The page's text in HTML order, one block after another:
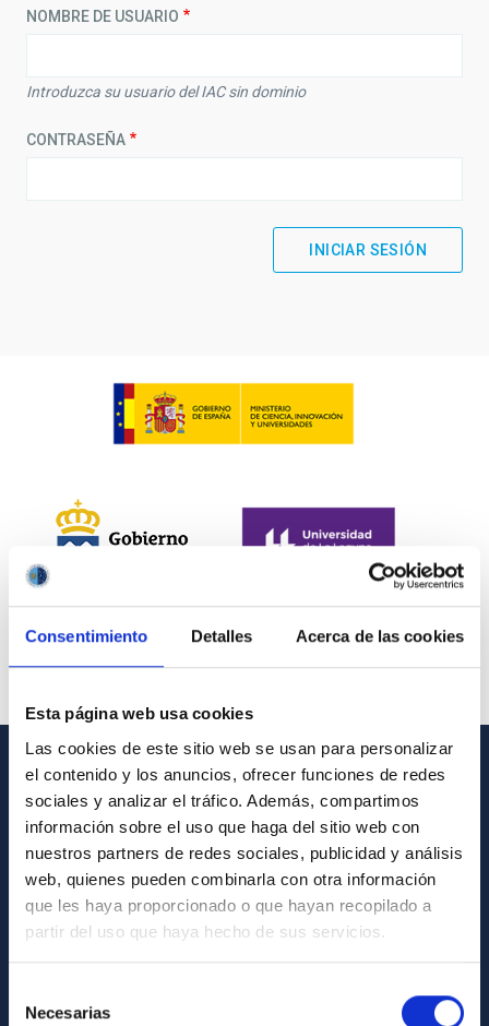
Consentimiento Detalles Acerca de las cookies
Esta página web usa cookies
Las cookies de este sitio web se usan para personalizar
el contenido y los anuncios, ofrecer funciones de redes
sociales y analizar el tráfico. Además, compartimos
información sobre el uso que haga del sitio web con
nuestros partners de redes sociales, publicidad y análisis
web, quienes pueden combinarla con otra información
que les haya proporcionado o que hayan recopilado a
partir del uso que haya hecho de sus servicios.
Necesarias
NOMBRE DE USUARIO
Introduzca su usuario del IAC sin dominio
CONTRASEÑA
INFORMACIÓN GENERAL
Contacto
Cómo llegar al IAC
Directorio de personal
Biblioteca